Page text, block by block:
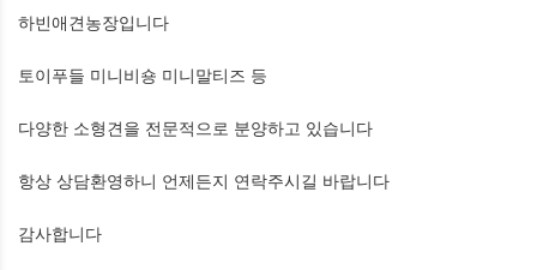
하빈애견농장입니다
토이푸들 미니비숑 미니말티즈 등
다양한 소형견을 전문적으로 분양하고 있습니다
항상 상담환영하니 언제든지 연락주시길 바랍니다
감사합니다